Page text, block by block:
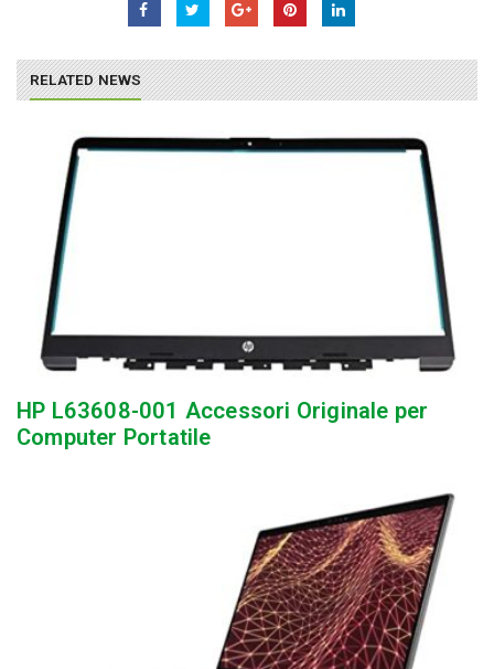
RELATED NEWS
HP L63608-001 Accessori Originale per
Computer Portatile